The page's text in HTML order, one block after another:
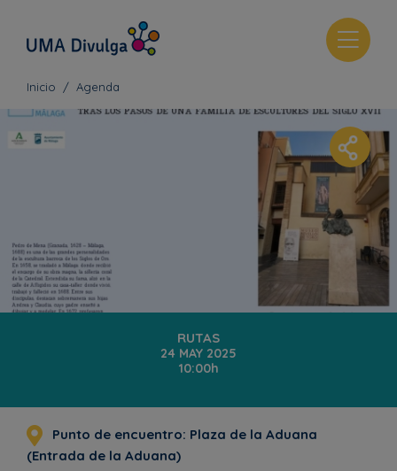
T
o
e
n
v
i
i
Inicio Agenda
RUTAS
24 MAY 2025
10:00h
Punto de encuentro: Plaza de la Aduana
(Entrada de la Aduana)